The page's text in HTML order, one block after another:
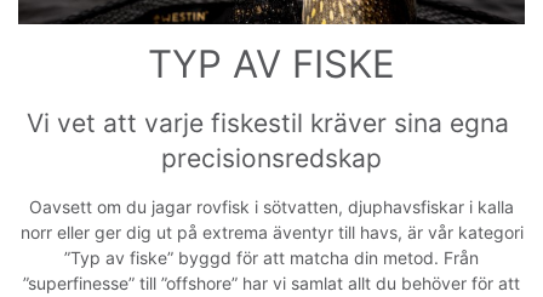
TYP AV FISKE
Vi vet att varje fiskestil kräver sina egna
precisionsredskap
Oavsett om du jagar rovfisk i sötvatten, djuphavsfiskar i kalla
norr eller ger dig ut på extrema äventyr till havs, är vår kategori
”Typ av fiske” byggd för att matcha din metod. Från
”superfinesse” till ”offshore” har vi samlat allt du behöver för att